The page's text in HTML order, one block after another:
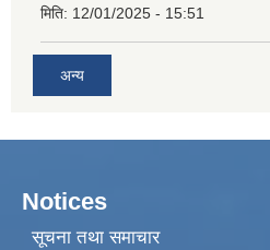
मिति: 12/01/2025 - 15:51
अन्य
Notices
सूचना तथा समाचार